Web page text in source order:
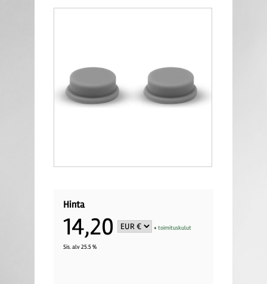
Hinta
14,20 +toimituskulut
Sis. alv 25.5 %